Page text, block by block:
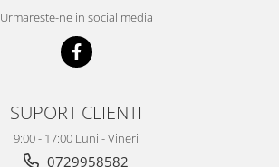
Urmareste-ne in social media
SUPORT CLIENTI
9:00 - 17:00 Luni - Vineri
0729958582